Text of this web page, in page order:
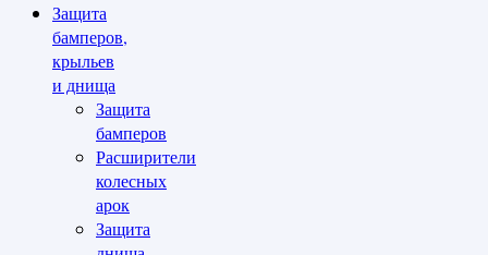
Защита
бамперов,
крыльев
и днища
Защита
бамперов
Расширители
колесных
арок
Защита